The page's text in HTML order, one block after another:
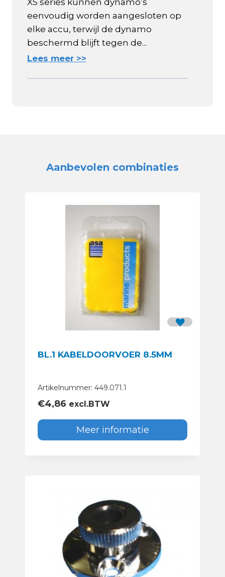
XS series kunnen dynamo’s
eenvoudig worden aangesloten op
elke accu, terwijl de dynamo
beschermd blijft tegen de...
Lees meer >>
Aanbevolen combinaties
BL.1 KABELDOORVOER 8.5MM
Artikelnummer: 449.071.1
€4,86 excl.BTW
Meer informatie